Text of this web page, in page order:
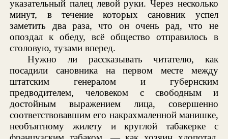
указательный палец левой руки. Через несколько
минут, в течение которых сановник успел
заметить два раза, что он очень рад, что не
опоздал к обеду, всё общество отправилось в
столовую, тузами вперед.
Нужно ли рассказывать читателю, как
посадили сановника на первом месте между
штатским генералом и губернским
предводителем, человеком с свободным и
достойным выражением лица, совершенно
соответствовавшим его накрахмаленной манишке,
необъятному жилету и круглой табакерке с